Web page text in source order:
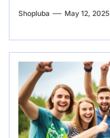
Shopluba May 12, 2025